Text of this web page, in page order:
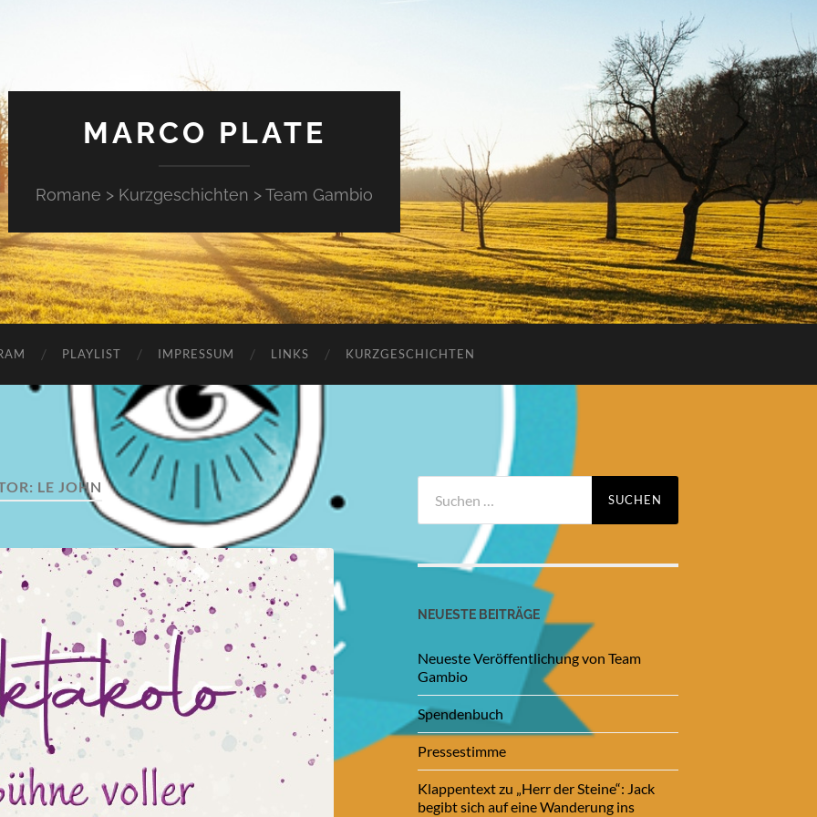
MARCO PLATE
Romane > Kurzgeschichten > Team Gambio
PLAYLIST IMPRESSUM LINKS KURZGESCHICHTEN
LE JOHN
nach:
NEUESTE BEITRÄGE
Neueste Veröffentlichung von Team
Gambio
Spendenbuch
Pressestimme
Klappentext zu „Herr der Steine“: Jack
begibt sich auf eine Wanderung ins